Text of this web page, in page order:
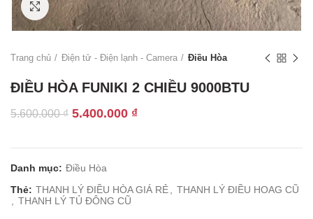
Click to enlarge
Trang chủ Điện tử - Điện lạnh - Camera Điều Hòa
ĐIỀU HÒA FUNIKI 2 CHIỀU 9000BTU
5.600.000₫ Giá
5.400.000 ₫Giá
Danh mục: Điều Hòa
Thẻ: THANH LÝ ĐIỀU HÒA GIÁ RẺ
THANH LÝ ĐIỀU HOAG CŨ
THANH LÝ TỦ ĐÔNG CŨ